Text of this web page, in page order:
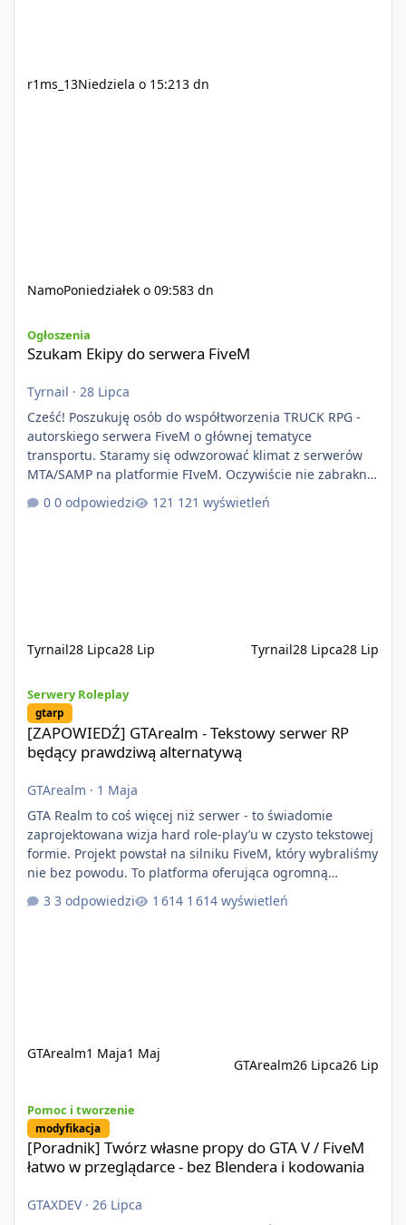
r1ms_13Niedziela o 15:213 dn
NamoPoniedziałek o 09:583 dn
Ogłoszenia
Szukam Ekipy do serwera FiveM
Tyrnail · 28 Lipca
Cześć! Poszukuję osób do współtworzenia TRUCK RPG -
autorskiego serwera FiveM o głównej tematyce
transportu. Staramy się odwzorować klimat z serwerów
MTA/SAMP na platformie FIveM. Oczywiście nie zabraknie
kontentu dla graczy którzy chcą robić coś innego niż
jeździć ciężarówką. Projekt tworzony jest od podstaw z
0 odpowiedzi 121 wyświetleń
Tyrnail28 Lipca28 Lip Tyrnail28 Lipca28 Lip
Serwery Roleplay
gtarp
[ZAPOWIEDŹ] GTArealm - Tekstowy serwer RP
będący prawdziwą alternatywą
GTArealm · 1 Maja
GTA Realm to coś więcej niż serwer - to świadomie
zaprojektowana wizja hard role-play’u w czysto tekstowej
formie. Projekt powstał na silniku FiveM, który wybraliśmy
nie bez powodu. To platforma oferująca ogromną
elastyczność i znacznie szybszy rozwój systemów niż w
przypadku innych rozwiązań. Usprawniona
3 odpowiedzi 1 614 wyświetleń
GTArealm1 Maja1 Maj
GTArealm26 Lipca26 Lip
Pomoc i tworzenie
modyfikacja
[Poradnik] Twórz własne propy do GTA V / FiveM
łatwo w przeglądarce - bez Blendera i kodowania
GTAXDEV· 26 Lipca